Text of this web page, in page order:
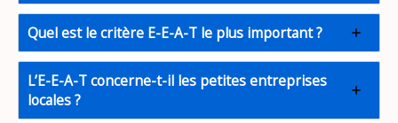
Quel est le critère E-E-A-T le plus important ?
L’E-E-A-T concerne-t-il les petites entreprises
locales ?